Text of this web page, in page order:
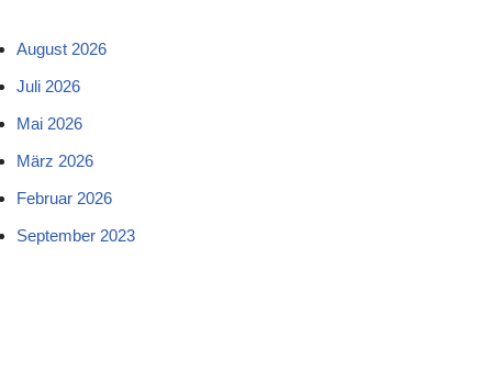
August 2026
Juli 2026
Mai 2026
März 2026
Februar 2026
September 2023